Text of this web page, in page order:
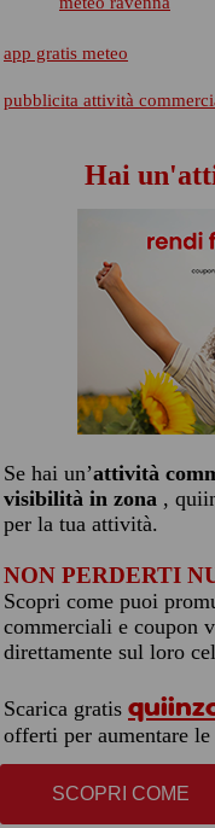
app gratis meteo
pubblicita attività
Hai
Se hai un’attività
visibilità in zona ,
per la tua attività.
NON PERDERTI
Scopri come puoi
commerciali e coupon
direttamente sul loro
Scarica gratis
offerti per aumentare
SCOPRI COME